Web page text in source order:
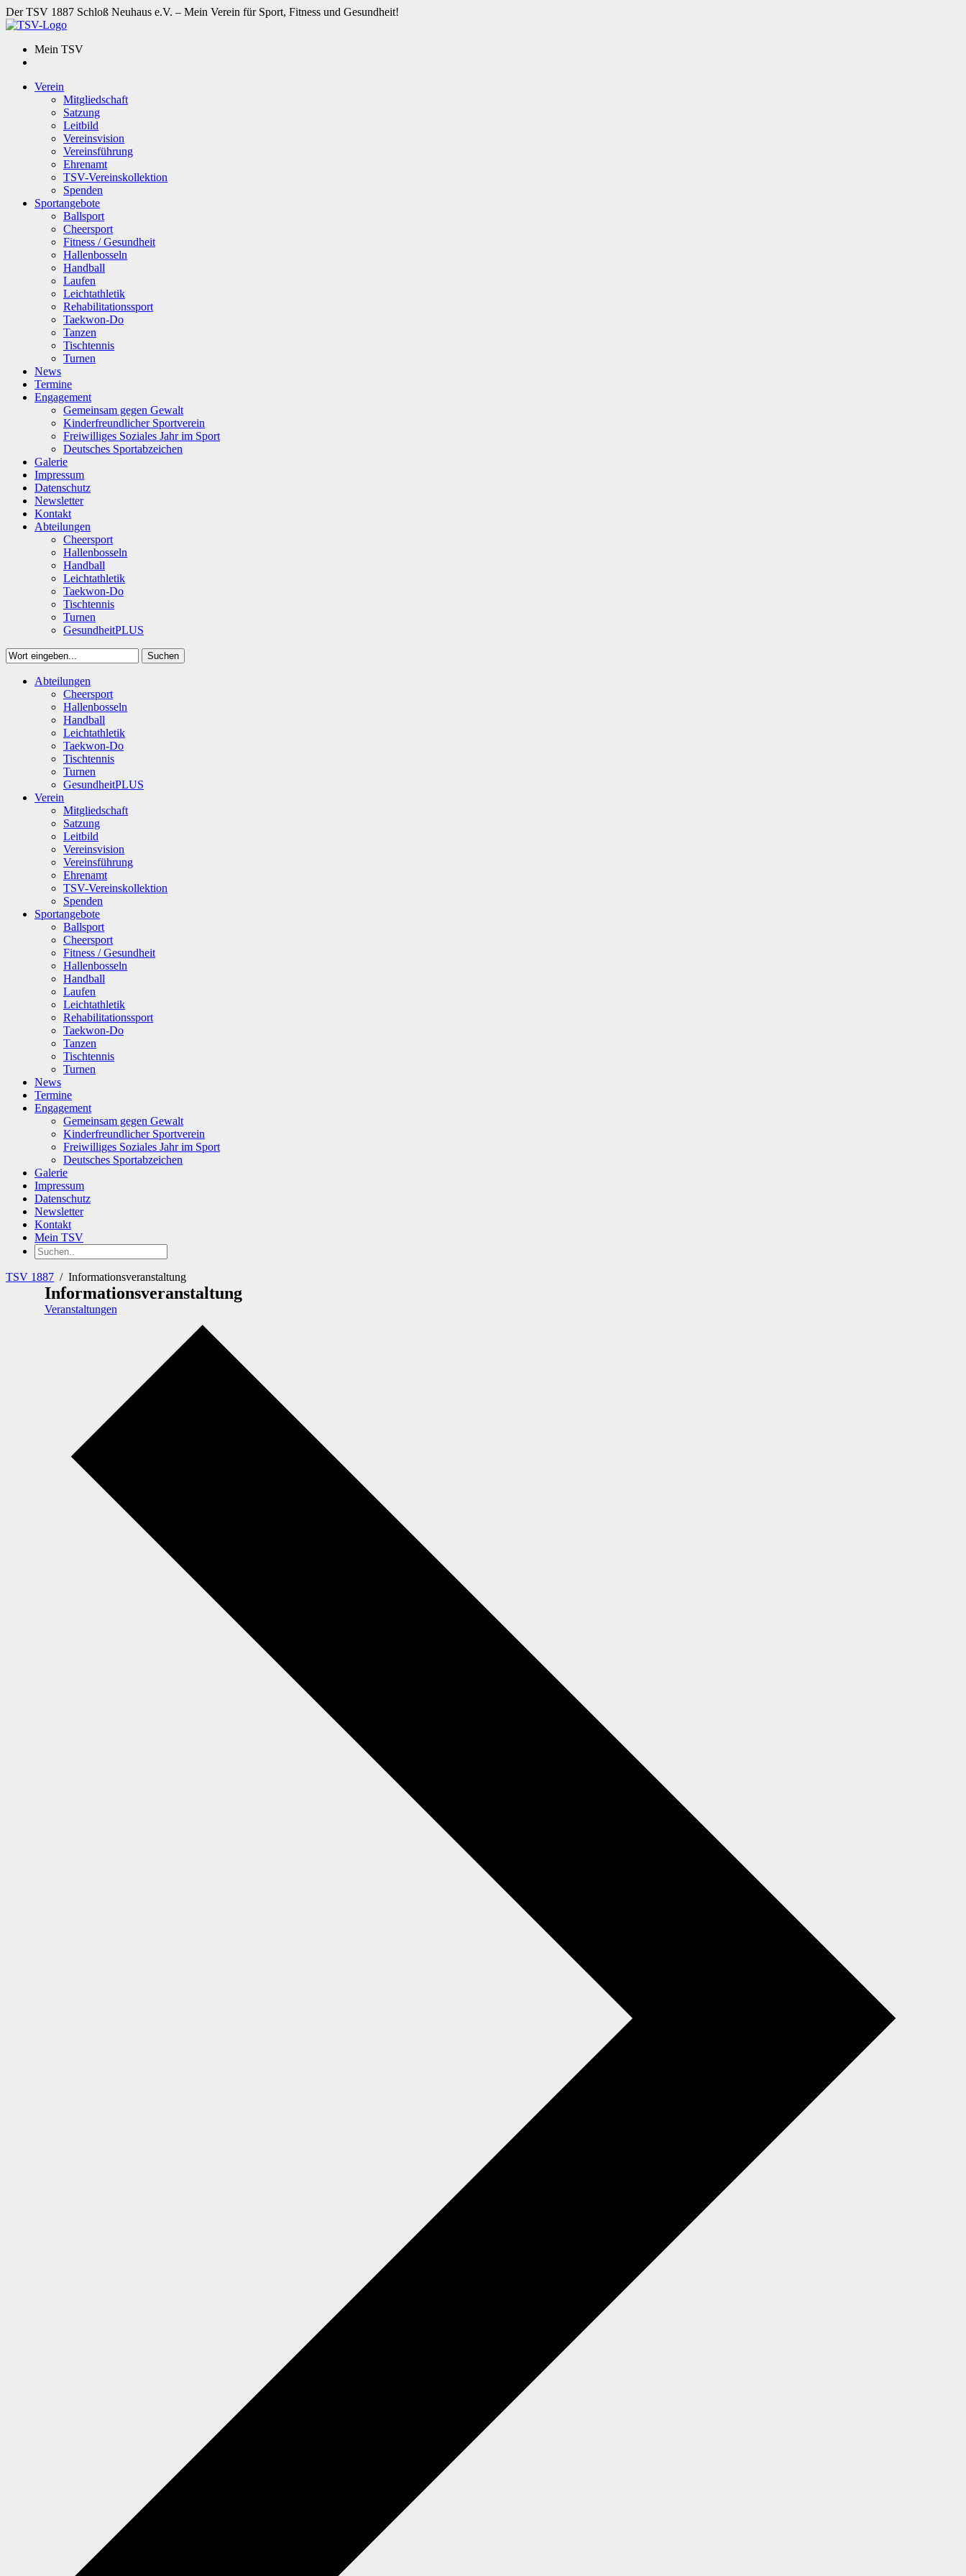
Der TSV 1887 Schloß Neuhaus e.V. – Mein Verein für Sport, Fitness und Gesundheit!
Mein TSV
Verein
Mitgliedschaft
Satzung
Leitbild
Vereinsvision
Vereinsführung
Ehrenamt
TSV-Vereinskollektion
Spenden
Sportangebote
Ballsport
Cheersport
Fitness / Gesundheit
Hallenbosseln
Handball
Laufen
Leichtathletik
Rehabilitationssport
Taekwon-Do
Tanzen
Tischtennis
Turnen
News
Termine
Engagement
Gemeinsam gegen Gewalt
Kinderfreundlicher Sportverein
Freiwilliges Soziales Jahr im Sport
Deutsches Sportabzeichen
Galerie
Impressum
Datenschutz
Newsletter
Kontakt
Abteilungen
Cheersport
Hallenbosseln
Handball
Leichtathletik
Taekwon-Do
Tischtennis
Turnen
GesundheitPLUS
Suchen
SuchenAbteilungen
Cheersport
Hallenbosseln
Handball
Leichtathletik
Taekwon-Do
Tischtennis
Turnen
GesundheitPLUS
Verein
Mitgliedschaft
Satzung
Leitbild
Vereinsvision
Vereinsführung
Ehrenamt
TSV-Vereinskollektion
Spenden
Sportangebote
Ballsport
Cheersport
Fitness / Gesundheit
Hallenbosseln
Handball
Laufen
Leichtathletik
Rehabilitationssport
Taekwon-Do
Tanzen
Tischtennis
Turnen
News
Termine
Engagement
Gemeinsam gegen Gewalt
Kinderfreundlicher Sportverein
Freiwilliges Soziales Jahr im Sport
Deutsches Sportabzeichen
Galerie
Impressum
Datenschutz
Newsletter
Kontakt
Mein TSV
TSV 1887 / Informationsveranstaltung
Informationsveranstaltung
Veranstaltungen